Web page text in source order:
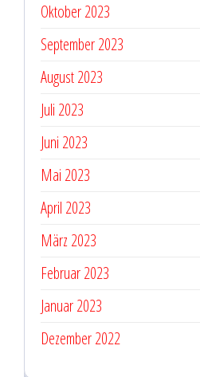
Oktober 2023
September 2023
August 2023
Juli 2023
Juni 2023
Mai 2023
April 2023
März 2023
Februar 2023
Januar 2023
Dezember 2022